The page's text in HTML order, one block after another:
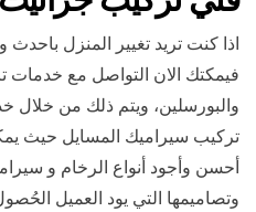
اذا كنت تريد تغيير المنزل
فيمكتك الان التواصل مع خدمات
والبورسلين، ويتم ذلك من خلال
تركيب سيراميك المسايل حيث
أحسن وأجود أنواع الرخام و
وتصاميمها التي يود العميل